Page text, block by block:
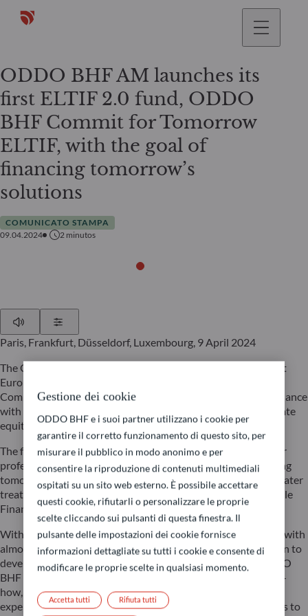
ODDO BHF AM launches its
first ELTIF 2.0 fund, ODDO
BHF Commit for Tomorrow
ELTIF, with the goal of
financing tomorrow’s
solutions
COMUNICATO STAMPA
09.04.2024
2 minutos
Paris, Frankfurt, Düsseldorf, Luxembourg, 9 April 2024
The ODDO BHF AM Private Assets team is launching its first
European long-term investment fund. Called ODDO BHF
Commit for Tomorrow ELTIF, it has been structured in accordance
with ELTIF 2.0, a regulation meant to promote access to private
equity by a greater number of retail investors.
The fund is managed under a strategy previously reserved for
professional clients. It aims to finance solutions for addressing
tomorrow’s challenges in fields such as energy storage and water
treatment. It is classified “Article 8” under the EU’s Sustainable
Finance Disclosure Regulation (SFDR).
With a track record more than 20 years in private assets and with
almost 4 billion euros in capital raised, ODDO BHF AM began to
develop an environmental thematic capability in 2020. ODDO
BHF Commit for Tomorrow ELTIF will benefit from the know-
how, and the management and research skills of a team of 15
experts possessing top-notch market expertise and networks to
Gestione dei cookie
ODDO BHF e i suoi partner utilizzano i cookie per
garantire il corretto funzionamento di questo sito, per
misurare il pubblico in modo anonimo e per
consentire la riproduzione di contenuti multimediali
ospitati su un sito web esterno. È possibile accettare
questi cookie, rifiutarli o personalizzare le proprie
scelte cliccando sui pulsanti di questa finestra. Il
pulsante delle impostazioni dei cookie fornisce
informazioni dettagliate su tutti i cookie e consente di
modificare le proprie scelte in qualsiasi momento.
Rifiuta tutti
Accetta tutti